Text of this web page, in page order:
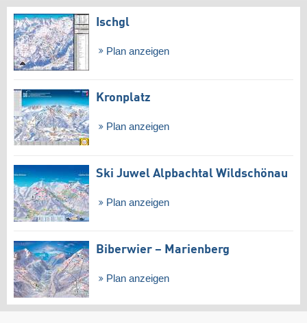
Ischgl
Plan anzeigen
Kronplatz
Plan anzeigen
Ski Juwel Alpbachtal Wildschönau
Plan anzeigen
Biberwier – Marienberg
Plan anzeigen